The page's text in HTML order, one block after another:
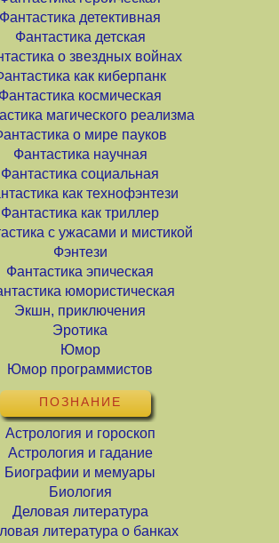
Фантастика детективная
Фантастика детская
о звездных войнах
как киберпанк
Фантастика космическая
магического реализма
о мире пауков
Фантастика научная
Фантастика социальная
как технофэнтези
Фантастика как триллер
с ужасами и мистикой
Фэнтези
Фантастика эпическая
юмористическая
Экшн, приключения
Эротика
Юмор
Юмор программистов
ПОЗНАНИЕ
Астрология и гороскоп
Астрология и гадание
Биографии и мемуары
Биология
Деловая литература
литература о банках